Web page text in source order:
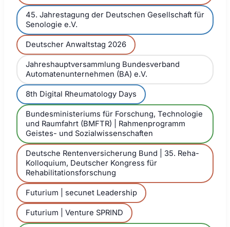
45. Jahrestagung der Deutschen Gesellschaft für
Senologie e.V.
Deutscher Anwaltstag 2026
Jahreshauptversammlung Bundesverband
Automatenunternehmen (BA) e.V.
8th Digital Rheumatology Days
Bundesministeriums für Forschung, Technologie
und Raumfahrt (BMFTR) | Rahmenprogramm
Geistes- und Sozialwissenschaften
Deutsche Rentenversicherung Bund | 35. Reha-
Kolloquium, Deutscher Kongress für
Rehabilitationsforschung
Futurium | secunet Leadership
Futurium | Venture SPRIND